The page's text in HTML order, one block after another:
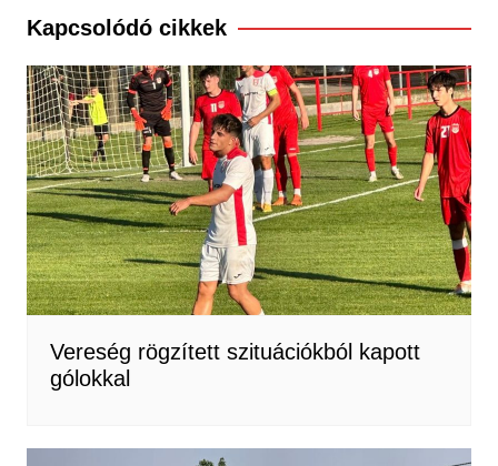
Kapcsolódó cikkek
Vereség rögzített szituációkból kapott
gólokkal